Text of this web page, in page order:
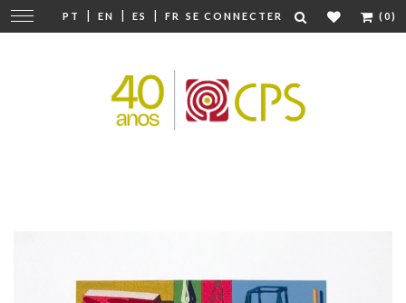
PT | EN | ES | FR SE CONNECTER (0)
Modifier
la